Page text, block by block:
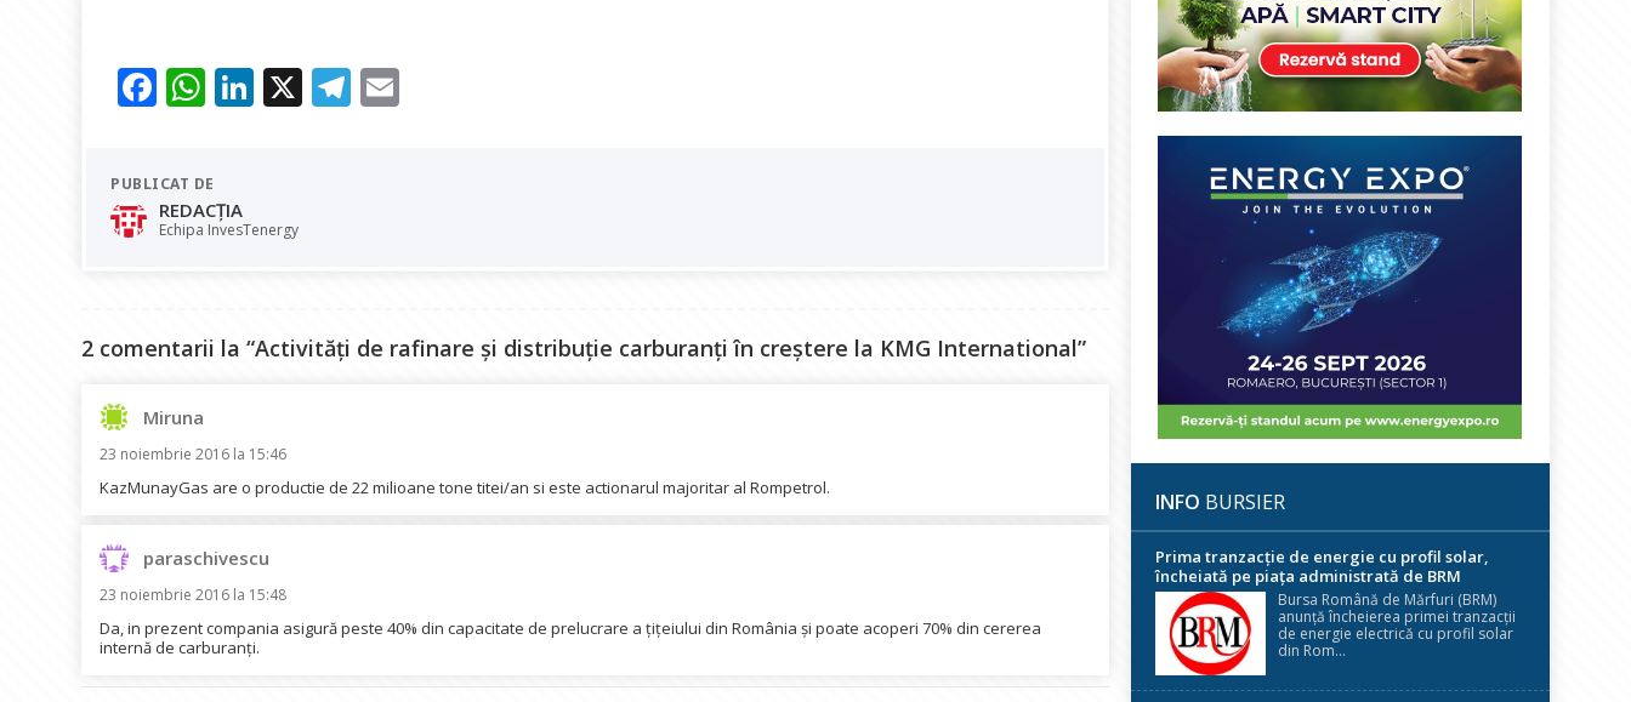
F
e
b
o
W
at
s
A
Li
dI
X T
PUBLICAT DE
REDACȚIA
Echipa InvesTenergy
2 comentarii la “Activități de rafinare și distribuție carburanți în creştere la KMG International”
Miruna
23 noiembrie 2016 la 15:46
KazMunayGas are o productie de 22 milioane tone titei/an si este actionarul majoritar al Rompetrol.
paraschivescu
23 noiembrie 2016 la 15:48
Da, in prezent compania asigură peste 40% din capacitate de prelucrare a țițeiului din România și poate acoperi 70% din cererea
internă de carburanți.
INFO BURSIER
Prima tranzacție de energie cu profil solar,
încheiată pe piața administrată de BRM
Bursa Română de Mărfuri (BRM)
anunță încheierea primei tranzacții
de energie electrică cu profil solar
din Rom...